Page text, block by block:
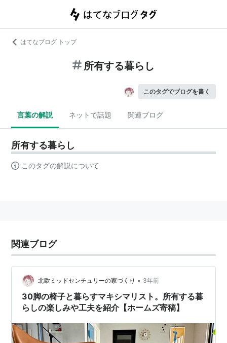
はてなブログ トップ
所有する暮らし
このタグでブログを書く
言葉の解説 ネットで話題 関連ブログ
所有する暮らし
このタグの解説について
関連ブログ
北欧ミッドセンチュリーの家づくり • 3年前
30脚の椅子と暮らすマキシマリスト。所有する暮
らしの楽しみや工夫を紹介【ホームズ寄稿】